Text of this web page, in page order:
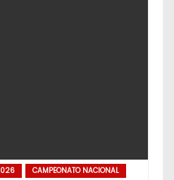
CAMPEONATO NACIONAL